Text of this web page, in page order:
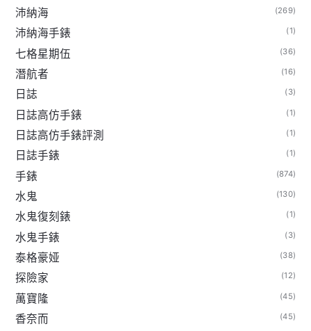
沛納海 (269)
沛納海手錶 (1)
七格星期伍 (36)
潛航者 (16)
日誌 (3)
日誌高仿手錶 (1)
日誌高仿手錶評測 (1)
日誌手錶 (1)
手錶 (874)
水鬼 (130)
水鬼復刻錶 (1)
水鬼手錶 (3)
泰格豪娅 (38)
探險家 (12)
萬寶隆 (45)
香奈而 (45)